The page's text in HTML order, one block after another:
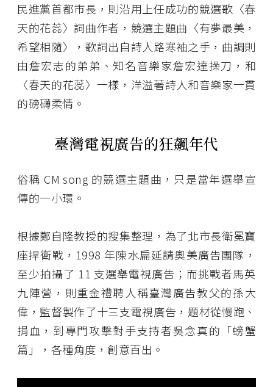
民進黨首都市長，則沿用上任成功的競選歌〈春
天的花蕊〉詞曲作者，競選主題曲〈有夢最美，
希望相隨〉，歌詞出自詩人路寒袖之手，曲調則
由詹宏志的弟弟、知名音樂家詹宏達操刀，和
〈春天的花蕊〉一樣，洋溢著詩人和音樂家一貫
的磅礴柔情。
臺灣電視廣告的狂飆年代
俗稱 CM song 的競選主題曲，只是當年選舉宣
傳的一小環。
根據鄭自隆教授的搜集整理，為了北市長衛冕寶
座捍衛戰，1998 年陳水扁延請奧美廣告團隊，
至少拍攝了 11 支選舉電視廣告；而挑戰者馬英
九陣營，則重金禮聘人稱臺灣廣告教父的孫大
偉，監督製作了十三支電視廣告，題材從慢跑、
捐血，到專門攻擊對手支持者吳念真的「螃蟹
篇」，各種角度，創意百出。